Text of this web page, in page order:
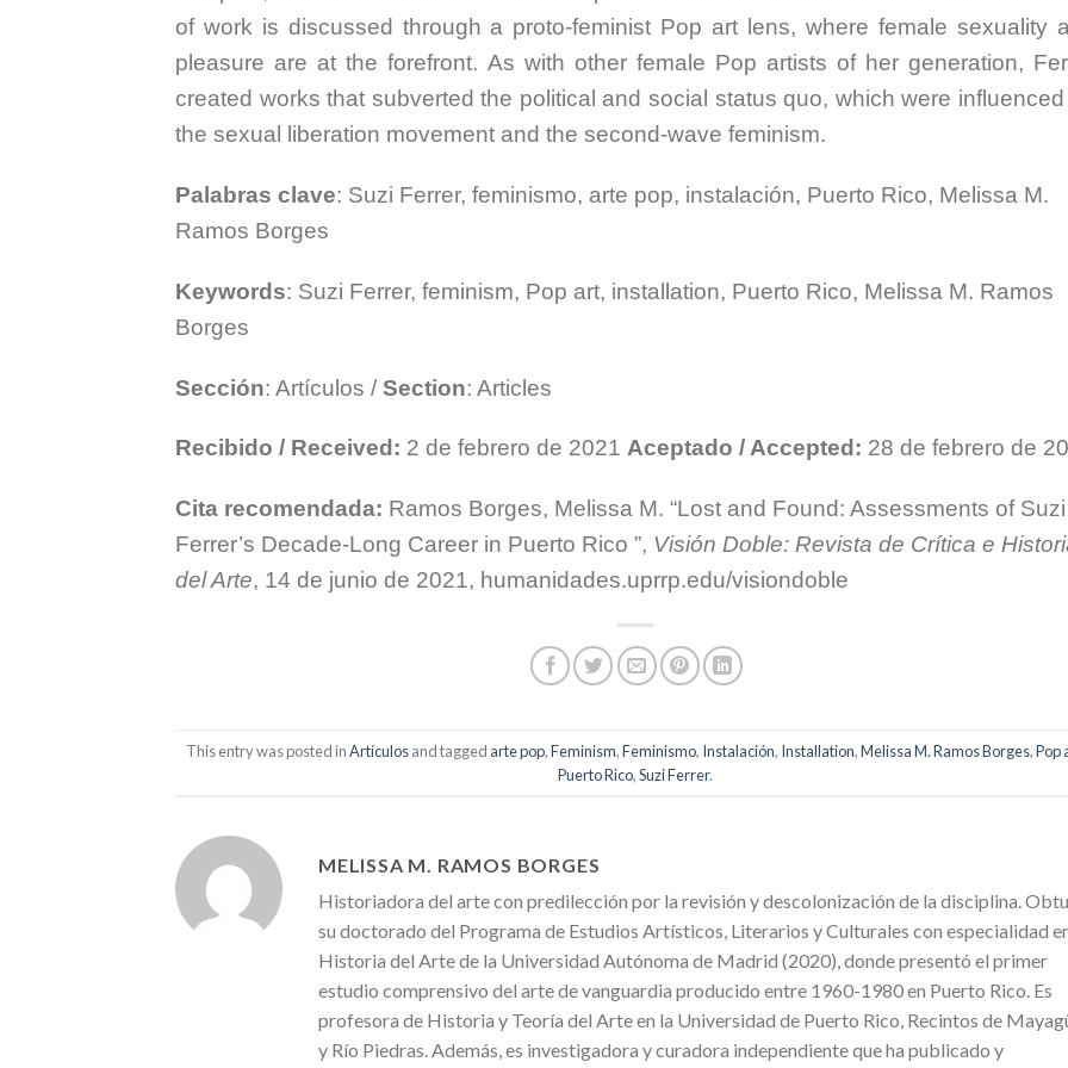
of work is discussed through a proto-feminist Pop art lens, where female sexuality
pleasure are at the forefront. As with other female Pop artists of her generation,
created works that subverted the political and social status quo, which were
the sexual liberation movement and the second-wave feminism.
Palabras clave: Suzi Ferrer, feminismo, arte pop, instalación, Puerto Rico, Melissa M.
Ramos Borges
Keywords: Suzi Ferrer, feminism, Pop art, installation, Puerto Rico, Melissa M. Ramos
Borges
Sección: Artículos / Section: Articles
Recibido / Received: 2 de febrero de 2021 Aceptado / Accepted: 28 de febrero de
Cita recomendada: Ramos Borges, Melissa M. “Lost and Found: Assessments of Suzi
Ferrer’s Decade-Long Career in Puerto Rico ”, Visión Doble: Revista de Crítica e
del Arte, 14 de junio de 2021, humanidades.uprrp.edu/visiondoble
This entry was posted inArtículosand tagged arte pop,Feminism,Feminismo, Instalación, Installation,Melissa M. Ramos Borges,Pop
Puerto Rico,Suzi Ferrer.
MELISSA M. RAMOS BORGES
Historiadora del arte con predilección por la revisión y descolonización de la disciplina.
su doctorado del Programa de Estudios Artísticos, Literarios y Culturales con especialidad
Historia del Arte de la Universidad Autónoma de Madrid (2020), donde presentó el primer
estudio comprensivo del arte de vanguardia producido entre 1960-1980 en Puerto Rico. Es
profesora de Historia y Teoría del Arte en la Universidad de Puerto Rico, Recintos de
y Río Piedras. Además, es investigadora y curadora independiente que ha publicado y